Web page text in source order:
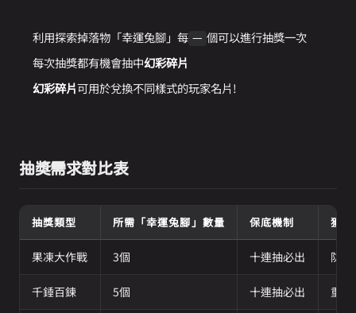
利用探索掉落物「幸運兔腳」每 一 個可以進行抽獎一次
每次抽獎都有機會抽中幻彩碎片
幻彩碎片可用於兌換不同樣式的玩家名片!
抽獎需求對比表
抽獎類型 所需「幸運兔腳」數量 保底機制 獲得
果凍大作戰 3個 十連抽必出 防
千錘百鍊 5個 十連抽必出 重